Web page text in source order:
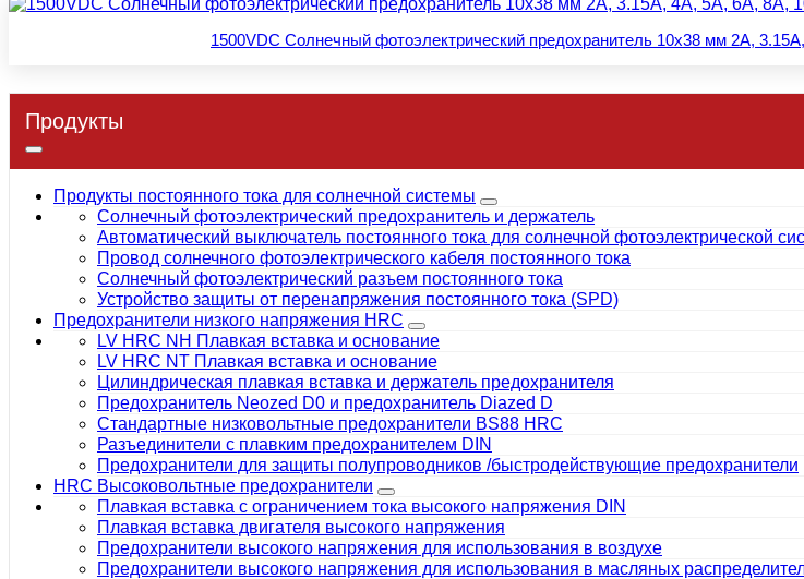
1500VDC Солнечный фотоэлектрический предохранитель 10x38 мм 2A,
Продукты
Продукты постоянного тока для солнечной системы
Солнечный фотоэлектрический предохранитель и держатель
Автоматический выключатель постоянного тока для солнечной фотоэлектрической
Провод солнечного фотоэлектрического кабеля постоянного тока
Солнечный фотоэлектрический разъем постоянного тока
Устройство защиты от перенапряжения постоянного тока (SPD)
Предохранители низкого напряжения HRC
LV HRC NH Плавкая вставка и основание
LV HRC NT Плавкая вставка и основание
Цилиндрическая плавкая вставка и держатель предохранителя
Предохранитель Neozed D0 и предохранитель Diazed D
Стандартные низковольтные предохранители BS88 HRC
Разъединители с плавким предохранителем DIN
Предохранители для защиты полупроводников /быстродействующие предохранители
HRC Высоковольтные предохранители
Плавкая вставка с ограничением тока высокого напряжения DIN
Плавкая вставка двигателя высокого напряжения
Предохранители высокого напряжения для использования в воздухе
Предохранители высокого напряжения для использования в масляных